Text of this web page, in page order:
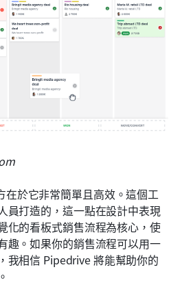
於它非常簡單且高效。這個工
員打造的，這一點在設計中表現
化的看板式銷售流程為核心，使
趣。如果你的銷售流程可以用一
我相信 Pipedrive 將能幫助你的